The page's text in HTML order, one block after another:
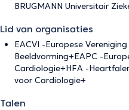
BRUGMANN Universitair
Lid van organisaties
EACVI -Europese
Beeldvorming+EAPC -
Cardiologie+HFA -
voor Cardiologie+
Talen